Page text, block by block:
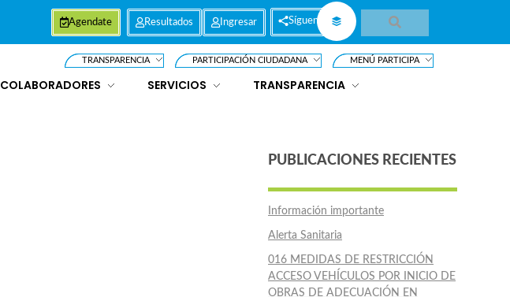
Agendate Resultados Ingresar Síguenos
TRANSPARENCIA PARTICIPACIÓN CIUDADANA MENÚ PARTICIPA
COLABORADORES SERVICIOS TRANSPARENCIA
PUBLICACIONES RECIENTES
Información importante
Alerta Sanitaria
016 MEDIDAS DE RESTRICCIÓN
ACCESO VEHÍCULOS POR INICIO DE
OBRAS DE ADECUACIÓN EN